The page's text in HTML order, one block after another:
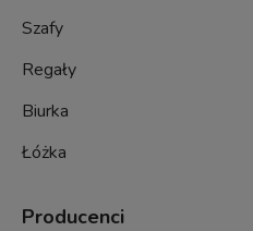
Szafy
Regały
Biurka
Łóżka
Producenci